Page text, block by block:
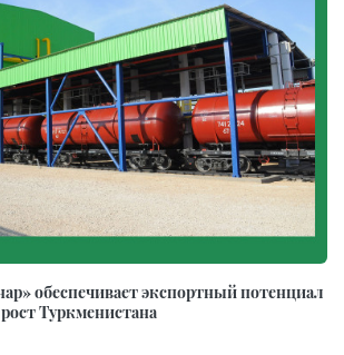
обеспечивает экспортный потенциал
Туркменистана